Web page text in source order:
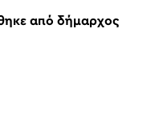
από δήμαρχος